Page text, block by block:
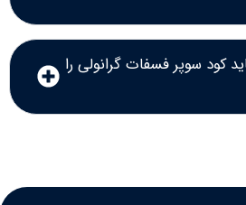
کود سوپر فسفات گرانولی را